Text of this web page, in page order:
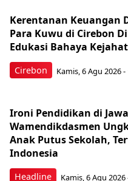
Cirebon
Kerentanan Keuangan
Para Kuwu di Cirebon
Edukasi Bahaya
Kamis, 6 Agu 2026 -
Headline
Ironi Pendidikan di
Wamendikdasmen
Anak Putus Sekolah,
Indonesia
Kamis, 6 Agu 2026